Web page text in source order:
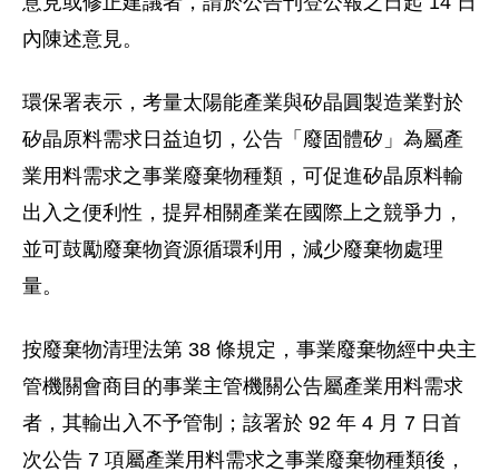
內陳述意見。
環保署表示，考量太陽能產業與矽晶圓製造業對於
矽晶原料需求日益迫切，公告「廢固體矽」為屬產
業用料需求之事業廢棄物種類，可促進矽晶原料輸
出入之便利性，提昇相關產業在國際上之競爭力，
並可鼓勵廢棄物資源循環利用，減少廢棄物處理
量。
按廢棄物清理法第 38 條規定，事業廢棄物經中央主
管機關會商目的事業主管機關公告屬產業用料需求
者，其輸出入不予管制；該署於 92 年 4 月 7 日首
次公告 7 項屬產業用料需求之事業廢棄物種類後，